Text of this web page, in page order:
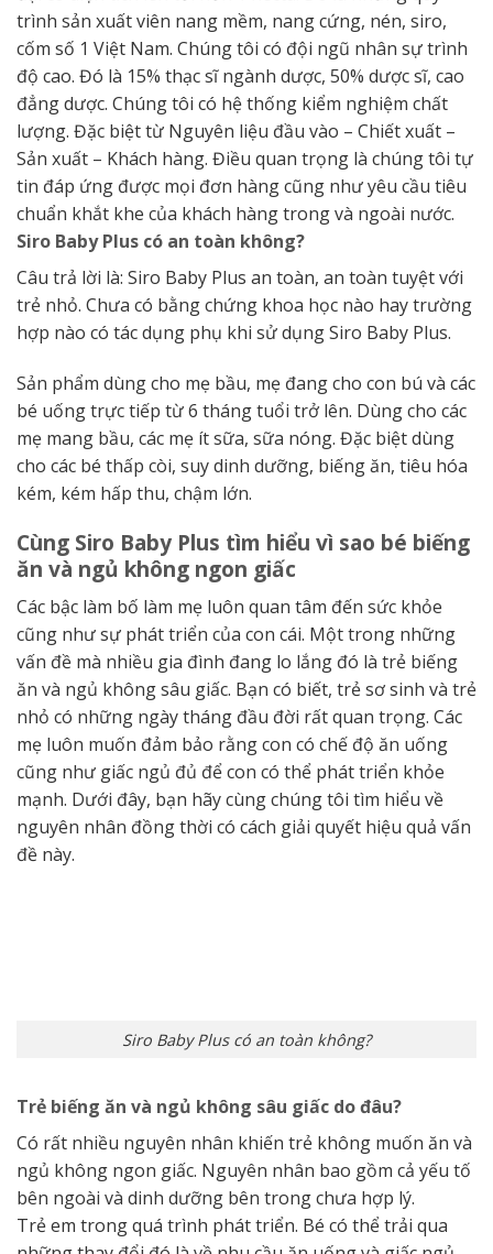
trình sản xuất viên nang mềm, nang cứng, nén, siro,
cốm số 1 Việt Nam. Chúng tôi có đội ngũ nhân sự trình
độ cao. Đó là 15% thạc sĩ ngành dược, 50% dược sĩ, cao
đẳng dược. Chúng tôi có hệ thống kiểm nghiệm chất
lượng. Đặc biệt từ Nguyên liệu đầu vào – Chiết xuất –
Sản xuất – Khách hàng. Điều quan trọng là chúng tôi tự
tin đáp ứng được mọi đơn hàng cũng như yêu cầu tiêu
chuẩn khắt khe của khách hàng trong và ngoài nước.
Siro Baby Plus có an toàn không?
Câu trả lời là: Siro Baby Plus an toàn, an toàn tuyệt với
trẻ nhỏ. Chưa có bằng chứng khoa học nào hay trường
hợp nào có tác dụng phụ khi sử dụng Siro Baby Plus.
Sản phẩm dùng cho mẹ bầu, mẹ đang cho con bú và các
bé uống trực tiếp từ 6 tháng tuổi trở lên. Dùng cho các
mẹ mang bầu, các mẹ ít sữa, sữa nóng. Đặc biệt dùng
cho các bé thấp còi, suy dinh dưỡng, biếng ăn, tiêu hóa
kém, kém hấp thu, chậm lớn.
Cùng Siro Baby Plus tìm hiểu vì sao bé biếng
ăn và ngủ không ngon giấc
Các bậc làm bố làm mẹ luôn quan tâm đến sức khỏe
cũng như sự phát triển của con cái. Một trong những
vấn đề mà nhiều gia đình đang lo lắng đó là trẻ biếng
ăn và ngủ không sâu giấc. Bạn có biết, trẻ sơ sinh và trẻ
nhỏ có những ngày tháng đầu đời rất quan trọng. Các
mẹ luôn muốn đảm bảo rằng con có chế độ ăn uống
cũng như giấc ngủ đủ để con có thể phát triển khỏe
mạnh. Dưới đây, bạn hãy cùng chúng tôi tìm hiểu về
nguyên nhân đồng thời có cách giải quyết hiệu quả vấn
đề này.
Siro Baby Plus có an toàn không?
Trẻ biếng ăn và ngủ không sâu giấc do đâu?
Có rất nhiều nguyên nhân khiến trẻ không muốn ăn và
ngủ không ngon giấc. Nguyên nhân bao gồm cả yếu tố
bên ngoài và dinh dưỡng bên trong chưa hợp lý.
Trẻ em trong quá trình phát triển. Bé có thể trải qua